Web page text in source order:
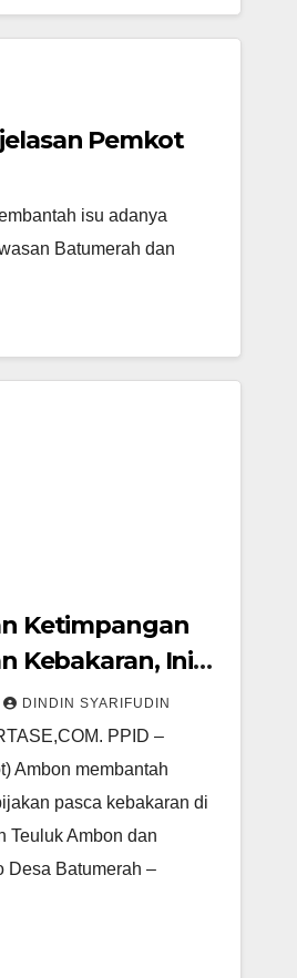
Pemkot
isu adanya
Batumerah dan
Ketimpangan
Kebakaran, Ini
DINDIN SYARIFUDIN
PPID –
Ambon membantah
pasca kebakaran di
Teuluk Ambon dan
Desa Batumerah –